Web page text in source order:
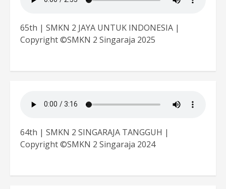
65th | SMKN 2 JAYA UNTUK INDONESIA |
Copyright ©SMKN 2 Singaraja 2025
64th | SMKN 2 SINGARAJA TANGGUH |
Copyright ©SMKN 2 Singaraja 2024